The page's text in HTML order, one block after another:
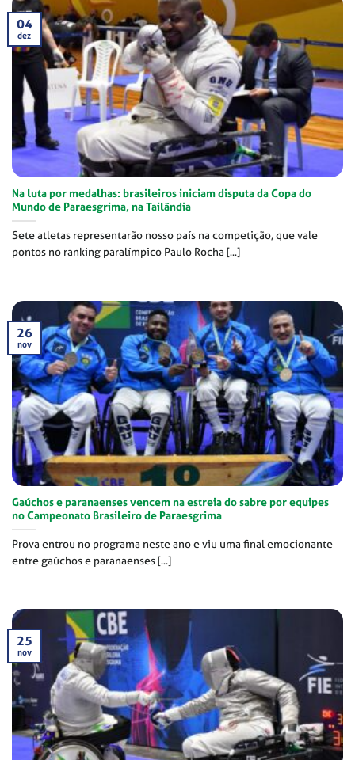
Na luta por medalhas: brasileiros iniciam disputa da Copa do
Mundo de Paraesgrima, na Tailândia
Sete atletas representarão nosso país na competição, que vale
pontos no ranking paralímpico Paulo Rocha [...]
04
dez
Gaúchos e paranaenses vencem na estreia do sabre por equipes
no Campeonato Brasileiro de Paraesgrima
Prova entrou no programa neste ano e viu uma final emocionante
entre gaúchos e paranaenses [...]
26
nov
25
nov